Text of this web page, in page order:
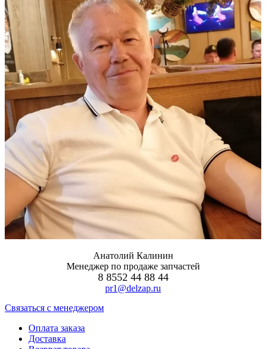
Анатолий Калинин
Менеджер по продаже запчастей
8 8552 44 88 44
pr1@delzap.ru
Cвязаться с менеджером
Оплата заказа
Доставка